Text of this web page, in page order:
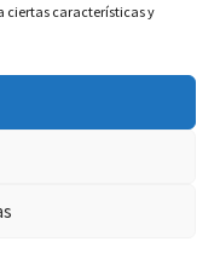
ciertas características y